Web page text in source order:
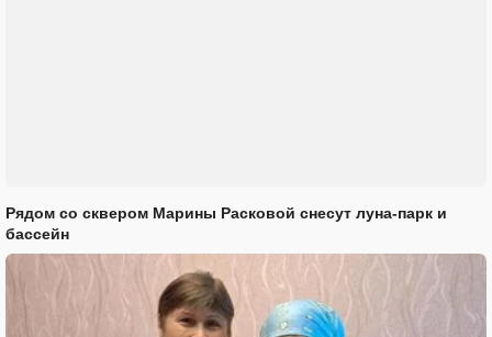
Рядом со сквером Марины Расковой снесут луна-парк и
бассейн